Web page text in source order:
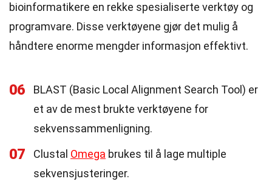
bioinformatikere en rekke spesialiserte verktøy og
programvare. Disse verktøyene gjør det mulig å
håndtere enorme mengder informasjon effektivt.
06
BLAST (Basic Local Alignment Search Tool) er
et av de mest brukte verktøyene for
sekvenssammenligning.
07 Clustal Omega brukes til å lage multiple
sekvensjusteringer.